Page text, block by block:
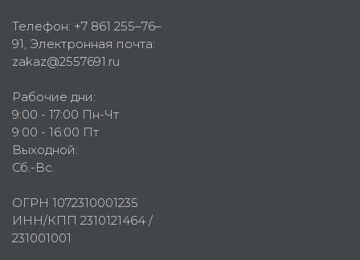
Телефон: +7 861 255–76–
91, Электронная почта:
zakaz@2557691.ru
Рабочие дни:
9:00 - 17:00 Пн-Чт
9:00 - 16:00 Пт
Выходной:
Сб.-Вс.
ОГРН 1072310001235
ИНН/КПП 2310121464 /
231001001